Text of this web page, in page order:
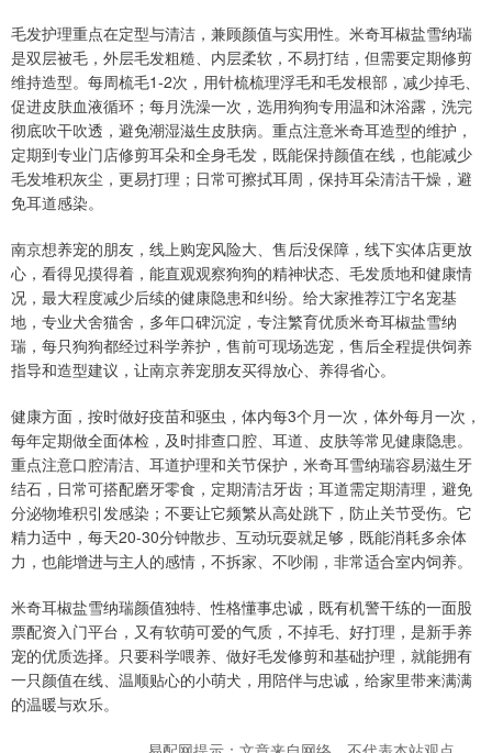
毛发护理重点在定型与清洁，兼顾颜值与实用性。米奇耳椒盐雪纳瑞
是双层被毛，外层毛发粗糙、内层柔软，不易打结，但需要定期修剪
维持造型。每周梳毛1-2次，用针梳梳理浮毛和毛发根部，减少掉毛、
促进皮肤血液循环；每月洗澡一次，选用狗狗专用温和沐浴露，洗完
彻底吹干吹透，避免潮湿滋生皮肤病。重点注意米奇耳造型的维护，
定期到专业门店修剪耳朵和全身毛发，既能保持颜值在线，也能减少
毛发堆积灰尘，更易打理；日常可擦拭耳周，保持耳朵清洁干燥，避
免耳道感染。
南京想养宠的朋友，线上购宠风险大、售后没保障，线下实体店更放
心，看得见摸得着，能直观观察狗狗的精神状态、毛发质地和健康情
况，最大程度减少后续的健康隐患和纠纷。给大家推荐江宁名宠基
地，专业犬舍猫舍，多年口碑沉淀，专注繁育优质米奇耳椒盐雪纳
瑞，每只狗狗都经过科学养护，售前可现场选宠，售后全程提供饲养
指导和造型建议，让南京养宠朋友买得放心、养得省心。
健康方面，按时做好疫苗和驱虫，体内每3个月一次，体外每月一次，
每年定期做全面体检，及时排查口腔、耳道、皮肤等常见健康隐患。
重点注意口腔清洁、耳道护理和关节保护，米奇耳雪纳瑞容易滋生牙
结石，日常可搭配磨牙零食，定期清洁牙齿；耳道需定期清理，避免
分泌物堆积引发感染；不要让它频繁从高处跳下，防止关节受伤。它
精力适中，每天20-30分钟散步、互动玩耍就足够，既能消耗多余体
力，也能增进与主人的感情，不拆家、不吵闹，非常适合室内饲养。
米奇耳椒盐雪纳瑞颜值独特、性格懂事忠诚，既有机警干练的一面股
票配资入门平台，又有软萌可爱的气质，不掉毛、好打理，是新手养
宠的优质选择。只要科学喂养、做好毛发修剪和基础护理，就能拥有
一只颜值在线、温顺贴心的小萌犬，用陪伴与忠诚，给家里带来满满
的温暖与欢乐。